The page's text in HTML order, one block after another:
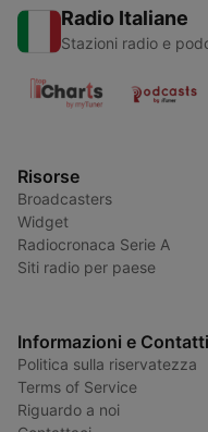
Radio Italiane
Stazioni radio e
Risorse
Broadcasters
Widget
Radiocronaca Serie A
Siti radio per paese
Informazioni e Contatti
Politica sulla riservatezza
Terms of Service
Riguardo a noi